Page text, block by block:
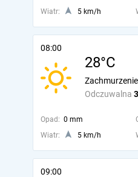
Wiatr: 5 km/h
08:00
28°C
Odczuwalna
Opad: 0 mm
Wiatr:
5 km/h
09:00